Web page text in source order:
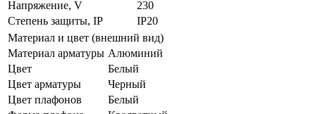
Напряжение, V
230
Степень защиты, IP
IP20
Материал и цвет (внешний вид)
Материал арматуры Алюминий
Цвет
Белый
Цвет арматуры
Черный
Цвет плафонов
Белый